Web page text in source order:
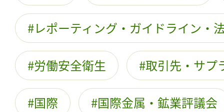
レポーティング・ガイドライン・
労働安全衛生 取引先・サプ
国際 国際金属・鉱業評議会